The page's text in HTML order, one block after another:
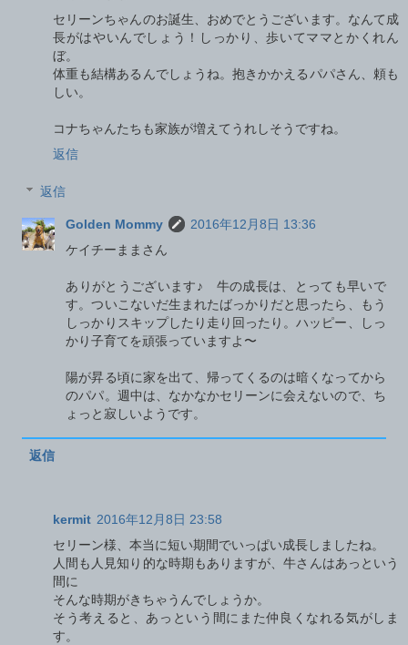
セリーンちゃんのお誕生、おめでとうございます。なんて成
長がはやいんでしょう！しっかり、歩いてママとかくれん
ぼ。
体重も結構あるんでしょうね。抱きかかえるパパさん、頼も
しい。
コナちゃんたちも家族が増えてうれしそうですね。
返信
返信
Golden Mommy
2016年12月8日 13:36
ケイチーままさん
ありがとうございます♪ 牛の成長は、とっても早いで
す。ついこないだ生まれたばっかりだと思ったら、もう
しっかりスキップしたり走り回ったり。ハッピー、しっ
かり子育てを頑張っていますよ〜
陽が昇る頃に家を出て、帰ってくるのは暗くなってから
のパパ。週中は、なかなかセリーンに会えないので、ち
ょっと寂しいようです。
返信
kermit 2016年12月8日 23:58
セリーン様、本当に短い期間でいっぱい成長しましたね。
人間も人見知り的な時期もありますが、牛さんはあっという
間に
そんな時期がきちゃうんでしょうか。
そう考えると、あっという間にまた仲良くなれる気がしま
す。